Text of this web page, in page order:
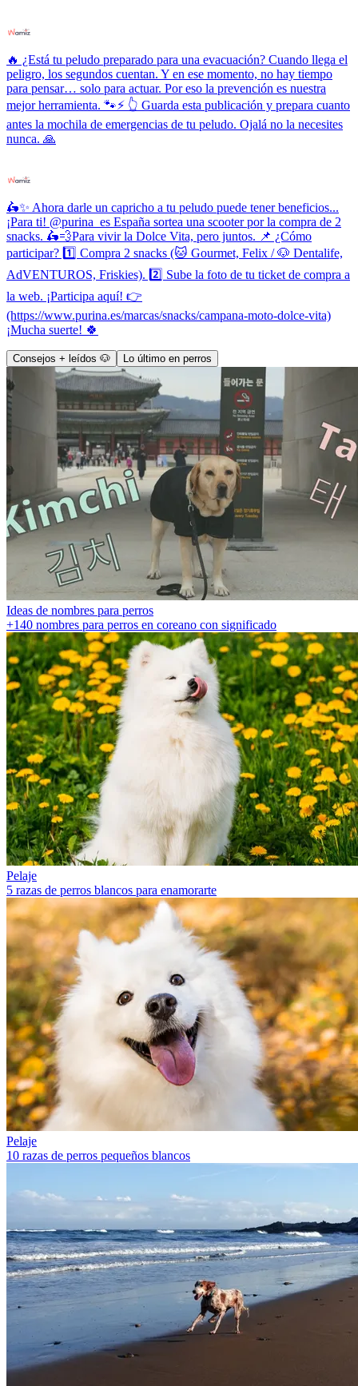
🔥 ¿Está tu peludo preparado para una evacuación? Cuando llega el
peligro, los segundos cuentan. Y en ese momento, no hay tiempo
para pensar… solo para actuar. Por eso la prevención es nuestra
mejor herramienta. 🐾⚡ 👆 Guarda esta publicación y prepara cuanto
antes la mochila de emergencias de tu peludo. Ojalá no la necesites
nunca. 🙏
🛵✨ Ahora darle un capricho a tu peludo puede tener beneficios...
¡Para ti! @purina_es España sortea una scooter por la compra de 2
snacks. 🛵💨Para vivir la Dolce Vita, pero juntos. 📌 ¿Cómo
participar? 1️⃣ Compra 2 snacks (🐱 Gourmet, Felix / 🐶 Dentalife,
AdVENTUROS, Friskies). 2️⃣ Sube la foto de tu ticket de compra a
la web. ¡Participa aquí! 👉
(https://www.purina.es/marcas/snacks/campana-moto-dolce-vita)
¡Mucha suerte! 🍀
Consejos + leídos 🐶 Lo último en perros
Ideas de nombres para perros
+140 nombres para perros en coreano con significado
Pelaje
5 razas de perros blancos para enamorarte
Pelaje
10 razas de perros pequeños blancos